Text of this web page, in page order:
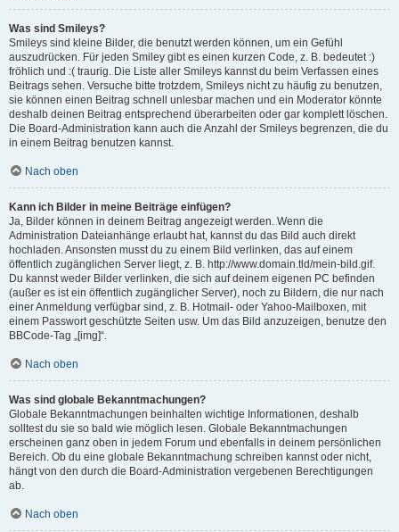
Was sind Smileys?
Smileys sind kleine Bilder, die benutzt werden können, um ein Gefühl
auszudrücken. Für jeden Smiley gibt es einen kurzen Code, z. B. bedeutet :)
fröhlich und :( traurig. Die Liste aller Smileys kannst du beim Verfassen eines
Beitrags sehen. Versuche bitte trotzdem, Smileys nicht zu häufig zu benutzen,
sie können einen Beitrag schnell unlesbar machen und ein Moderator könnte
deshalb deinen Beitrag entsprechend überarbeiten oder gar komplett löschen.
Die Board-Administration kann auch die Anzahl der Smileys begrenzen, die du
in einem Beitrag benutzen kannst.
Nach oben
Kann ich Bilder in meine Beiträge einfügen?
Ja, Bilder können in deinem Beitrag angezeigt werden. Wenn die
Administration Dateianhänge erlaubt hat, kannst du das Bild auch direkt
hochladen. Ansonsten musst du zu einem Bild verlinken, das auf einem
öffentlich zugänglichen Server liegt, z. B. http://www.domain.tld/mein-bild.gif.
Du kannst weder Bilder verlinken, die sich auf deinem eigenen PC befinden
(außer es ist ein öffentlich zugänglicher Server), noch zu Bildern, die nur nach
einer Anmeldung verfügbar sind, z. B. Hotmail- oder Yahoo-Mailboxen, mit
einem Passwort geschützte Seiten usw. Um das Bild anzuzeigen, benutze den
BBCode-Tag „[img]“.
Nach oben
Was sind globale Bekanntmachungen?
Globale Bekanntmachungen beinhalten wichtige Informationen, deshalb
solltest du sie so bald wie möglich lesen. Globale Bekanntmachungen
erscheinen ganz oben in jedem Forum und ebenfalls in deinem persönlichen
Bereich. Ob du eine globale Bekanntmachung schreiben kannst oder nicht,
hängt von den durch die Board-Administration vergebenen Berechtigungen
ab.
Nach oben